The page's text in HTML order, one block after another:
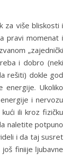
za više bliskosti i
pravi momenat i
„zajednički
i dobro (neki
rešiti) dokle god
energije. Ukoliko
i nervozu
ili kroz fizičku
naletite potpuno
i da taj susret
finiije ljubavne